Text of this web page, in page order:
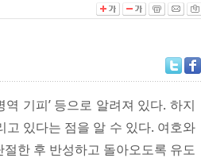
역 기피’ 등으로 알려져 있다. 하지
있다는 점을 알 수 있다. 여호와
절한 후 반성하고 돌아오도록 유도